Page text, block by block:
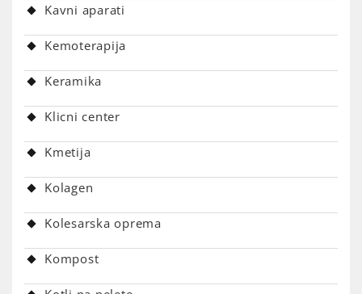
Kavni aparati
Kemoterapija
Keramika
Klicni center
Kmetija
Kolagen
Kolesarska oprema
Kompost